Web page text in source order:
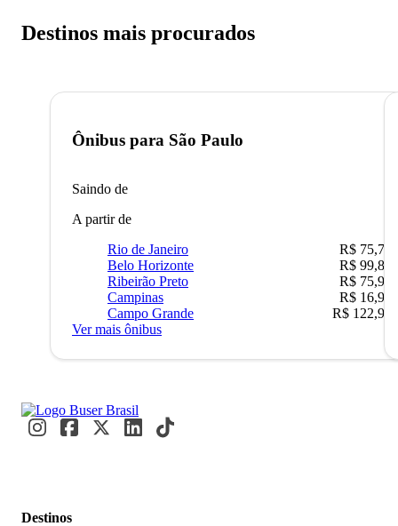
Destinos mais procurados
Ônibus para São Paulo
Saindo de
A partir de
Rio de Janeiro
R$ 75,77
Belo Horizonte
R$ 99,89
Ribeirão Preto
R$ 75,90
Campinas
R$ 16,90
Campo Grande
R$ 122,90
Ver mais ônibus
Destinos